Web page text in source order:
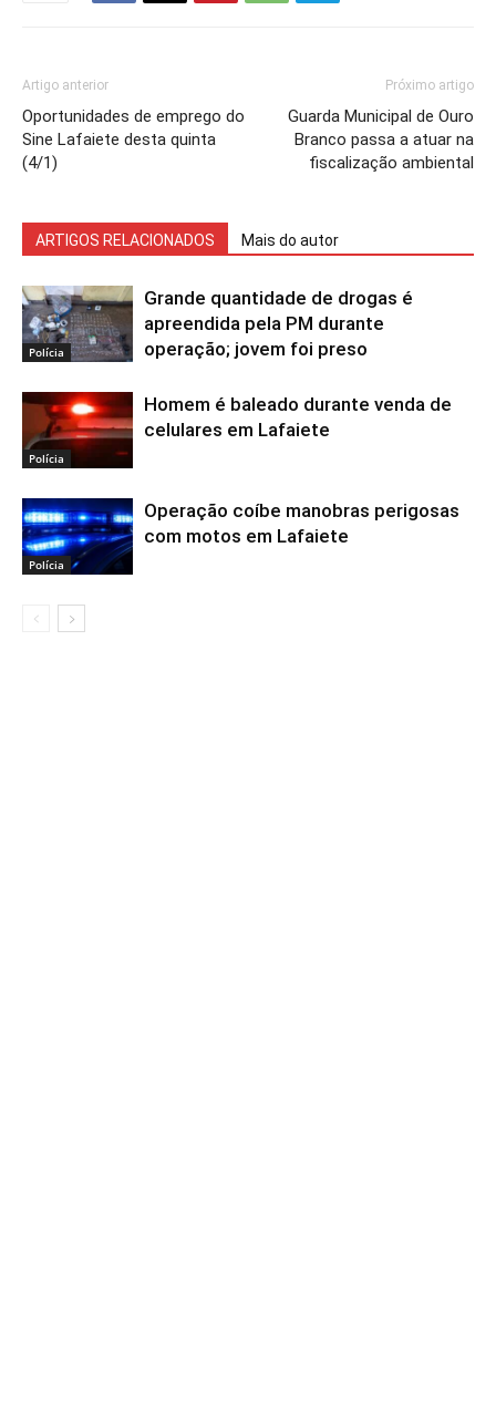
Artigo anterior
Oportunidades de emprego do
Sine Lafaiete desta quinta
(4/1)
Próximo artigo
Guarda Municipal de Ouro
Branco passa a atuar na
fiscalização ambiental
ARTIGOS RELACIONADOS Mais do autor
Polícia
Grande quantidade de drogas é
apreendida pela PM durante
operação; jovem foi preso
Polícia
Homem é baleado durante venda de
celulares em Lafaiete
Polícia
Operação coíbe manobras perigosas
com motos em Lafaiete